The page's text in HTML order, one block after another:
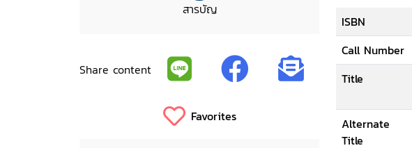
สารบัญ
Share content
Favorites
ISBN
Call Number
Title
Alternate
Title